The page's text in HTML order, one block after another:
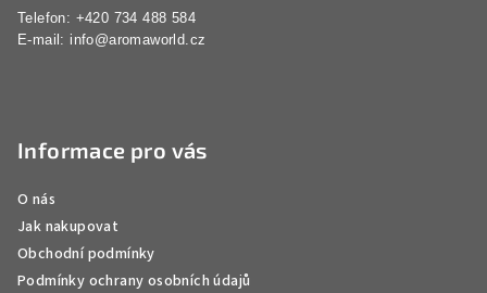
Telefon: +420 734 488 584
E-mail: info@aromaworld.cz
Informace pro vás
O nás
Jak nakupovat
Obchodní podmínky
Podmínky ochrany osobních údajů